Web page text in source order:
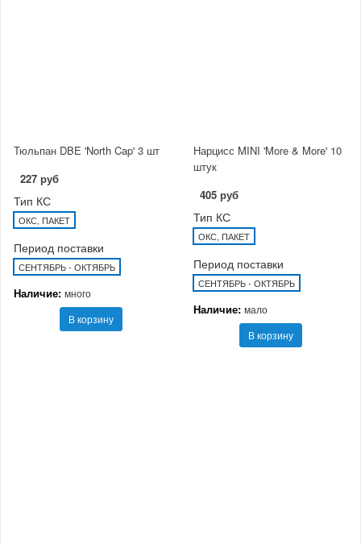
Тюльпан DBE 'North Cap' 3 шт
227 руб
Тип КС
ОКС, ПАКЕТ
Период поставки
СЕНТЯБРЬ - ОКТЯБРЬ
Наличие: много
В корзину
Нарцисс MINI 'More & More' 10
штук
405 руб
Тип КС
ОКС, ПАКЕТ
Период поставки
СЕНТЯБРЬ - ОКТЯБРЬ
Наличие: мало
В корзину